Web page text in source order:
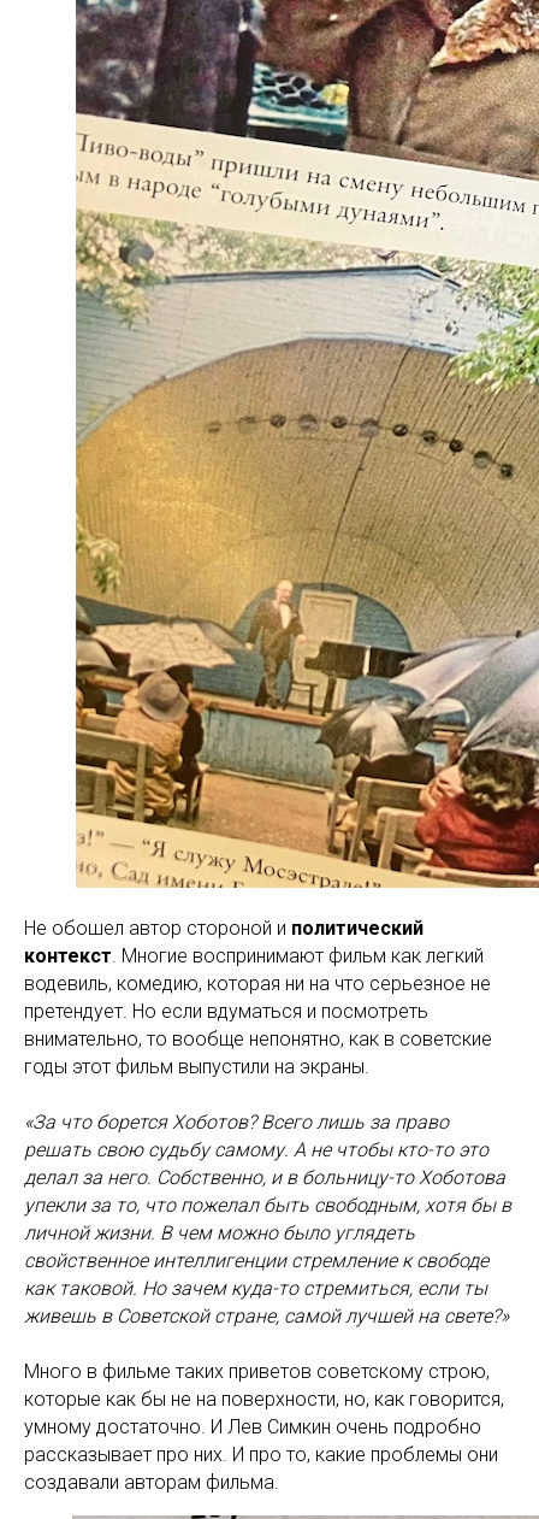
Не обошел автор стороной и политический
контекст. Многие воспринимают фильм как легкий
водевиль, комедию, которая ни на что серьезное не
претендует. Но если вдуматься и посмотреть
внимательно, то вообще непонятно, как в советские
годы этот фильм выпустили на экраны.
«За что борется Хоботов? Всего лишь за право
решать свою судьбу самому. А не чтобы кто-то это
делал за него. Собственно, и в больницу-то Хоботова
упекли за то, что пожелал быть свободным, хотя бы в
личной жизни. В чем можно было углядеть
свойственное интеллигенции стремление к свободе
как таковой. Но зачем куда-то стремиться, если ты
живешь в Советской стране, самой лучшей на свете?»
Много в фильме таких приветов советскому строю,
которые как бы не на поверхности, но, как говорится,
умному достаточно. И Лев Симкин очень подробно
рассказывает про них. И про то, какие проблемы они
создавали авторам фильма.